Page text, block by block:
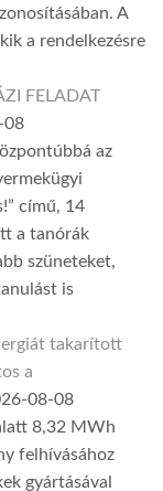
A
a rendelkezésre
FELADAT
08
az
című, 14
a tanórák
szüneteket,
is
takarított
a
08-08
8,32 MWh
felhívásához
gyártásával